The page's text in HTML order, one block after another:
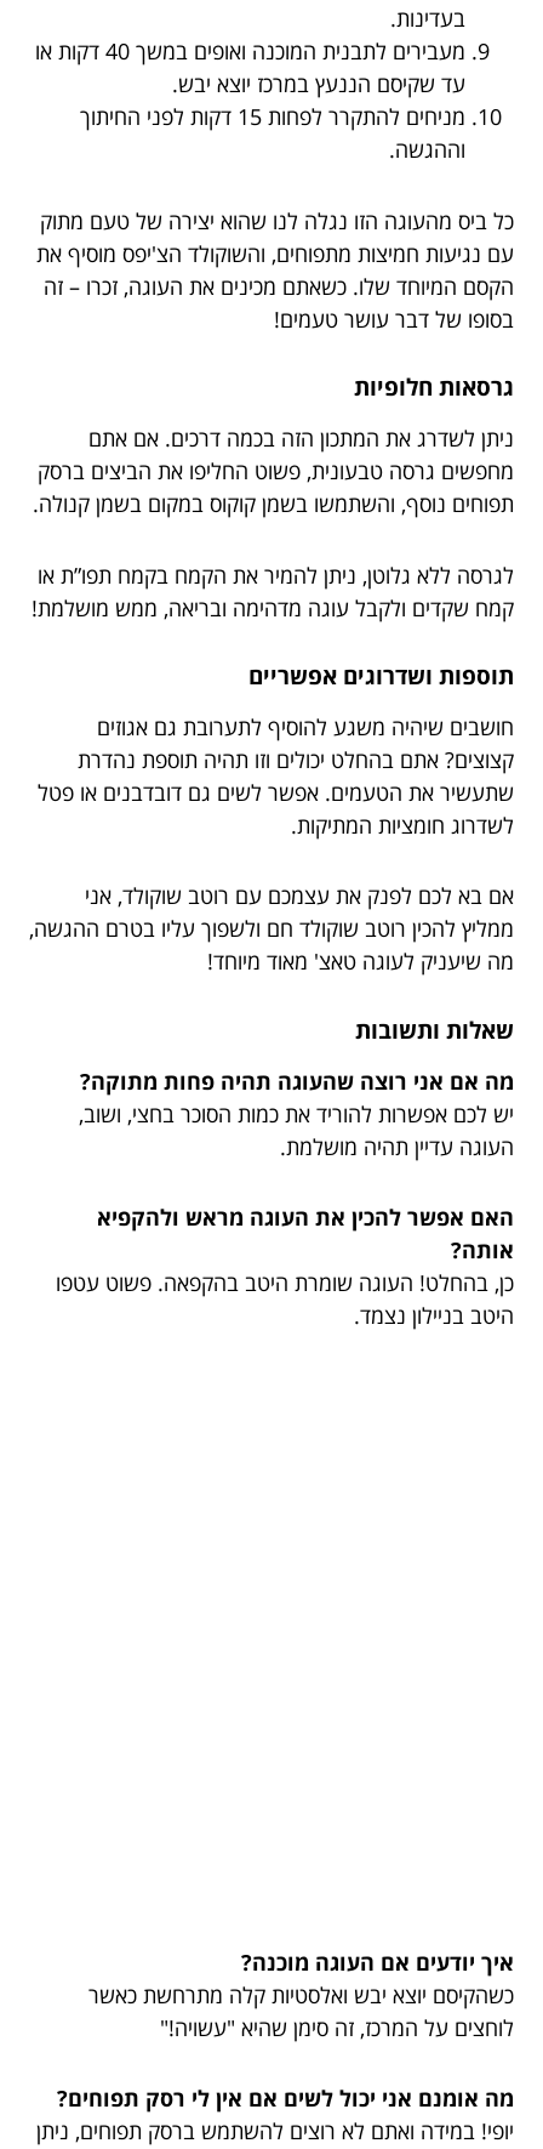
בעדינות.
מעבירים לתבנית המוכנה ואופים במשך 40 דקות או
עד שקיסם הננעץ במרכז יוצא יבש.
מניחים להתקרר לפחות 15 דקות לפני החיתוך
וההגשה.
כל ביס מהעוגה הזו נגלה לנו שהוא יצירה של טעם מתוק
עם נגיעות חמיצות מתפוחים, והשוקולד הצ'יפס מוסיף את
הקסם המיוחד שלו. כשאתם מכינים את העוגה, זכרו – זה
בסופו של דבר עושר טעמים!
גרסאות חלופיות
ניתן לשדרג את המתכון הזה בכמה דרכים. אם אתם
מחפשים גרסה טבעונית, פשוט החליפו את הביצים ברסק
תפוחים נוסף, והשתמשו בשמן קוקוס במקום בשמן קנולה.
לגרסה ללא גלוטן, ניתן להמיר את הקמח בקמח תפו”ת או
קמח שקדים ולקבל עוגה מדהימה ובריאה, ממש מושלמת!
תוספות ושדרוגים אפשריים
חושבים שיהיה משגע להוסיף לתערובת גם אגוזים
קצוצים? אתם בהחלט יכולים וזו תהיה תוספת נהדרת
שתעשיר את הטעמים. אפשר לשים גם דובדבנים או פטל
לשדרוג חומציות המתיקות.
אם בא לכם לפנק את עצמכם עם רוטב שוקולד, אני
ממליץ להכין רוטב שוקולד חם ולשפוך עליו בטרם ההגשה,
מה שיעניק לעוגה טאצ' מאוד מיוחד!
שאלות ותשובות
מה אם אני רוצה שהעוגה תהיה פחות מתוקה?
יש לכם אפשרות להוריד את כמות הסוכר בחצי, ושוב,
העוגה עדיין תהיה מושלמת.
האם אפשר להכין את העוגה מראש ולהקפיא
אותה?
כן, בהחלט! העוגה שומרת היטב בהקפאה. פשוט עטפו
היטב בניילון נצמד.
איך יודעים אם העוגה מוכנה?
כשהקיסם יוצא יבש ואלסטיות קלה מתרחשת כאשר
לוחצים על המרכז, זה סימן שהיא "עשויה!"
מה אומנם אני יכול לשים אם אין לי רסק תפוחים?
יופי! במידה ואתם לא רוצים להשתמש ברסק תפוחים, ניתן